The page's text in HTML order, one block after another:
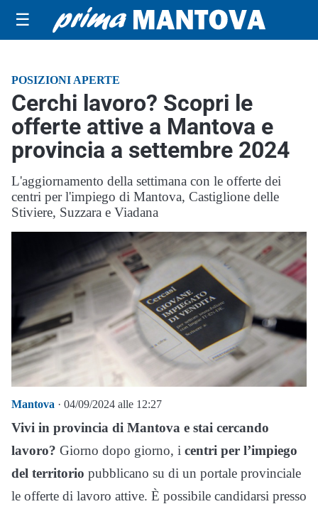
☰
POSIZIONI APERTE
Cerchi lavoro? Scopri le
offerte attive a Mantova e
provincia a settembre 2024
L'aggiornamento della settimana con le offerte dei
centri per l'impiego di Mantova, Castiglione delle
Stiviere, Suzzara e Viadana
Mantova · 04/09/2024 alle 12:27
Vivi in provincia di Mantova e stai cercando
lavoro? Giorno dopo giorno, i centri per l’impiego
del territorio pubblicano su di un portale provinciale
le offerte di lavoro attive. È possibile candidarsi presso